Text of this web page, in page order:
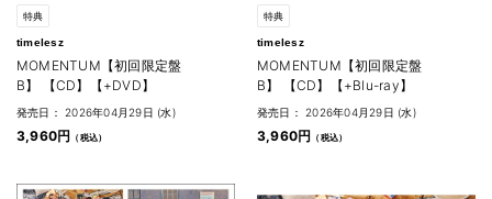
特典
timelesz
MOMENTUM【初回限定盤
B】 【CD】【+DVD】
発売日： 2026年04月29日 (水)
3,960円
特典
timelesz
MOMENTUM【初回限定盤
B】 【CD】【+Blu-ray】
発売日： 2026年04月29日 (水)
3,960円